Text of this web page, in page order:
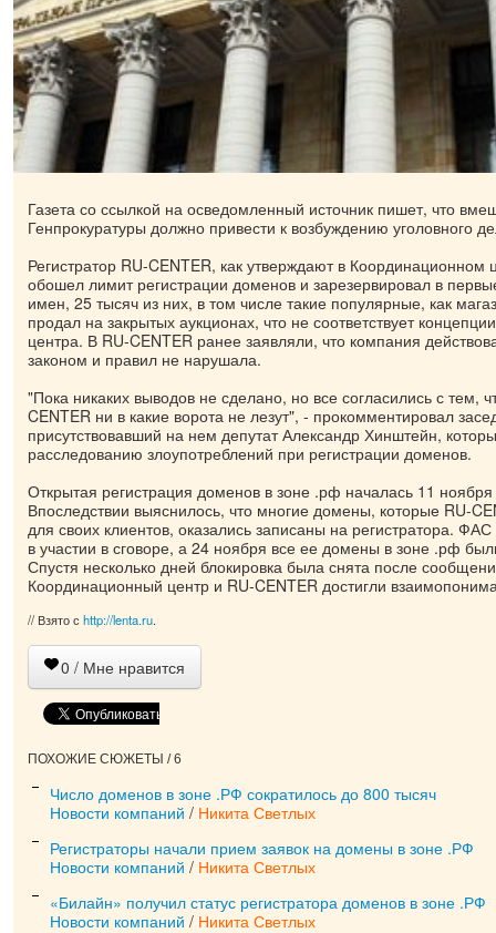
Газета со ссылкой на осведомленный источник пишет, что
Генпрокуратуры должно привести к возбуждению уголовного
Регистратор RU-CENTER, как утверждают в
обошел лимит регистрации доменов и зарезервировал в
имен, 25 тысяч из них, в том числе такие популярные, как
продал на закрытых аукционах, что не соответствует
центра. В RU-CENTER ранее заявляли, что компания
законом и правил не нарушала.
"Пока никаких выводов не сделано, но все согласились с тем,
CENTER ни в какие ворота не лезут", - прокомментировал
присутствовавший на нем депутат Александр Хинштейн,
расследованию злоупотреблений при регистрации доменов.
Открытая регистрация доменов в зоне .рф началась 11
Впоследствии выяснилось, что многие домены, которые RU-
для своих клиентов, оказались записаны на регистратора.
в участии в сговоре, а 24 ноября все ее домены в зоне .рф
Спустя несколько дней блокировка была снята после
Координационный центр и RU-CENTER достигли
// Взято с http://lenta.ru.
0 / Мне нравится
ПОХОЖИЕ СЮЖЕТЫ / 6
Число доменов в зоне .РФ сократилось до 800 тысяч
Новости компаний / Никита Светлых
Регистраторы начали прием заявок на домены в зоне .РФ
Новости компаний / Никита Светлых
«Билайн» получил статус регистратора доменов в зоне .РФ
Новости компаний / Никита Светлых